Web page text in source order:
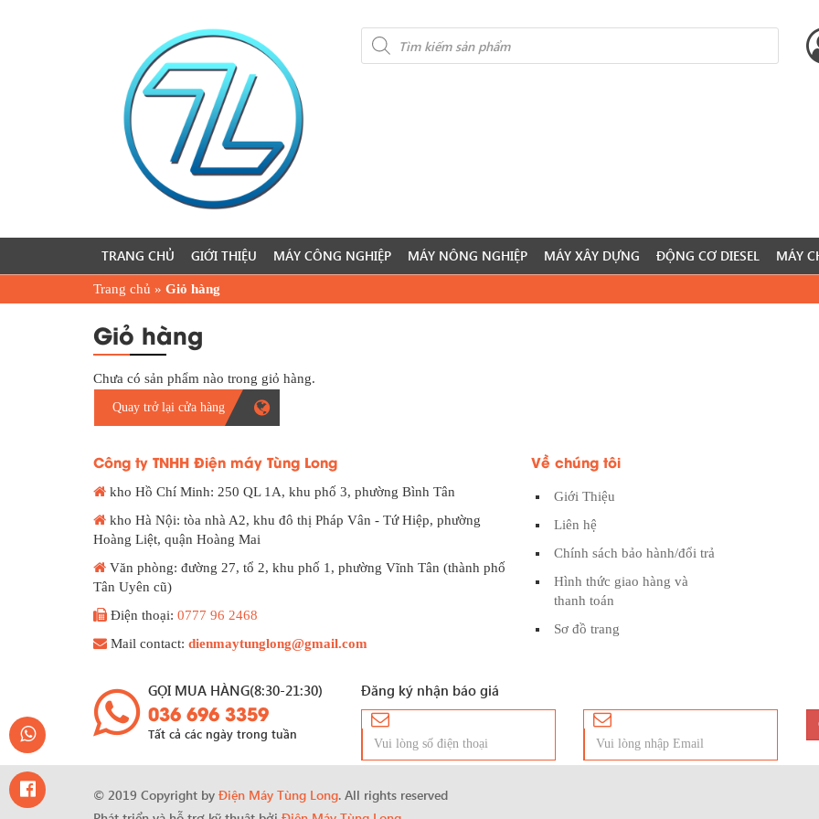
Products
search
TRANG CHỦ GIỚI THIỆU MÁY CÔNG NGHIỆP MÁY NÔNG NGHIỆP MÁY XÂY DỰNG ĐỘNG CƠ DIESEL MÁY
Trang chủ » Giỏ hàng
Giỏ hàng
Chưa có sản phẩm nào trong giỏ hàng.
Quay trở lại cửa hàng
Công ty TNHH Điện máy Tùng Long
kho Hồ Chí Minh: 250 QL 1A, khu phố 3, phường Bình Tân
kho Hà Nội: tòa nhà A2, khu đô thị Pháp Vân - Tứ Hiệp, phường
Hoàng Liệt, quận Hoàng Mai
Văn phòng: đường 27, tổ 2, khu phố 1, phường Vĩnh Tân (thành phố
Tân Uyên cũ)
Điện thoại: 0777 96 2468
Mail contact: dienmaytunglong@gmail.com
Về chúng tôi
Giới Thiệu
Liên hệ
Chính sách bảo hành/đổi trả
Hình thức giao hàng và
thanh toán
Sơ đồ trang
GỌI MUA HÀNG(8:30-21:30)
036 696 3359
Tất cả các ngày trong tuần
Đăng ký nhận báo giá
© 2019 Copyright by Điện Máy Tùng Long. All rights reserved